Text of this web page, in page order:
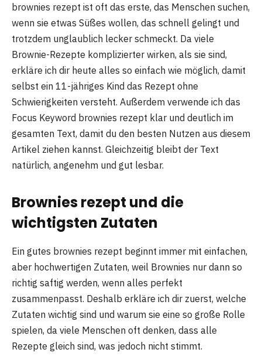
brownies rezept ist oft das erste, das Menschen suchen,
wenn sie etwas Süßes wollen, das schnell gelingt und
trotzdem unglaublich lecker schmeckt. Da viele
Brownie-Rezepte komplizierter wirken, als sie sind,
erkläre ich dir heute alles so einfach wie möglich, damit
selbst ein 11-jähriges Kind das Rezept ohne
Schwierigkeiten versteht. Außerdem verwende ich das
Focus Keyword brownies rezept klar und deutlich im
gesamten Text, damit du den besten Nutzen aus diesem
Artikel ziehen kannst. Gleichzeitig bleibt der Text
natürlich, angenehm und gut lesbar.
Brownies rezept und die
wichtigsten Zutaten
Ein gutes brownies rezept beginnt immer mit einfachen,
aber hochwertigen Zutaten, weil Brownies nur dann so
richtig saftig werden, wenn alles perfekt
zusammenpasst. Deshalb erkläre ich dir zuerst, welche
Zutaten wichtig sind und warum sie eine so große Rolle
spielen, da viele Menschen oft denken, dass alle
Rezepte gleich sind, was jedoch nicht stimmt.